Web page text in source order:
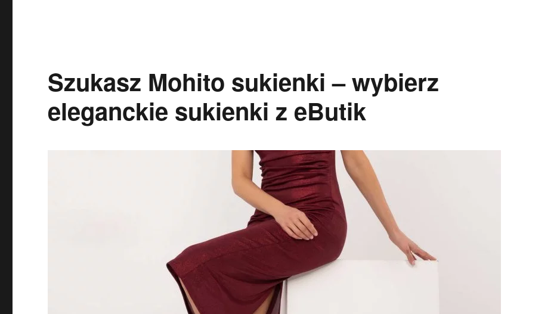
Szukasz Mohito sukienki – wybierz
eleganckie sukienki z eButik